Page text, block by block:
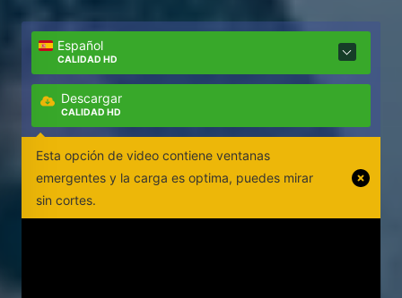
Español
CALIDAD HD
Descargar
CALIDAD HD
Esta opción de video contiene ventanas
emergentes y la carga es optima, puedes mirar
sin cortes.